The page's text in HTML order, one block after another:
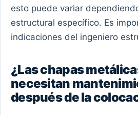
esto puede variar
estructural específico. Es
indicaciones del ingeniero
¿Las chapas
necesitan
después de la